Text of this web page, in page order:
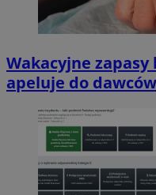
Wakacyjne
apeluje do dawców